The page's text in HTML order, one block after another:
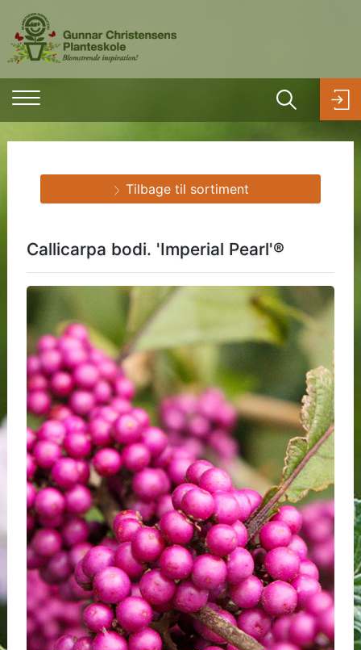
Callicarpa bodi. 'Imperial Pearl'®
Tilbage til sortiment